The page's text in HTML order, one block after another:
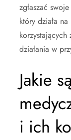
zgłaszać
który działa
działania w
Jakie
i ich